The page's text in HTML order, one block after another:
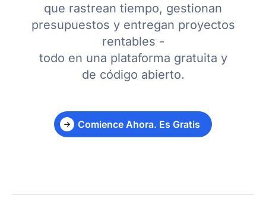
que rastrean tiempo, gestionan
presupuestos y entregan proyectos
rentables -
todo en una plataforma gratuita y
de código abierto.
Comience Ahora. Es Gratis